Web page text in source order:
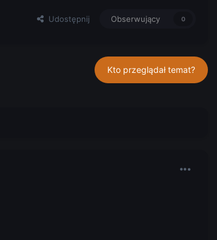
Udostępnij Obserwujący 0
Kto przeglądał temat?